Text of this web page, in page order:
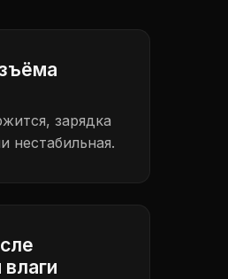
зарядка
нестабильная.